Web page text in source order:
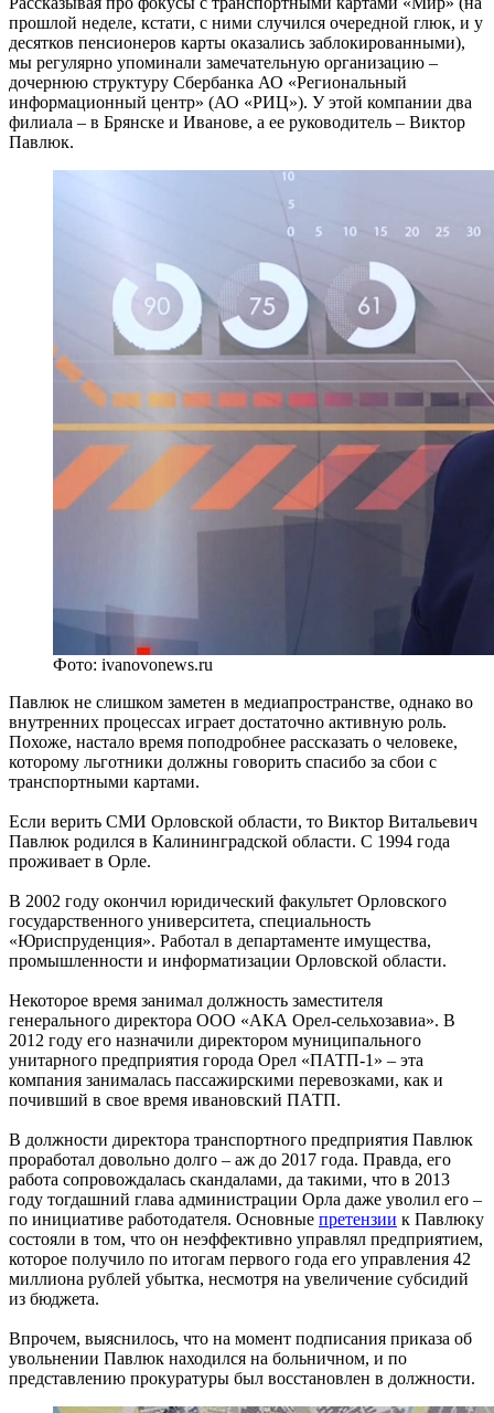
прошлой неделе, кстати, с ними случился очередной глюк, и у
десятков пенсионеров карты оказались заблокированными),
мы регулярно упоминали замечательную организацию –
дочернюю структуру Сбербанка АО «Региональный
информационный центр» (АО «РИЦ»). У этой компании два
филиала – в Брянске и Иванове, а ее руководитель – Виктор
Павлюк.
Фото: ivanovonews.ru
Павлюк не слишком заметен в медиапространстве, однако во
внутренних процессах играет достаточно активную роль.
Похоже, настало время поподробнее рассказать о человеке,
которому льготники должны говорить спасибо за сбои с
транспортными картами.
Если верить СМИ Орловской области, то Виктор Витальевич
Павлюк родился в Калининградской области. С 1994 года
проживает в Орле.
В 2002 году окончил юридический факультет Орловского
государственного университета, специальность
«Юриспруденция». Работал в департаменте имущества,
промышленности и информатизации Орловской области.
Некоторое время занимал должность заместителя
генерального директора ООО «АКА Орел-сельхозавиа». В
2012 году его назначили директором муниципального
унитарного предприятия города Орел «ПАТП-1» – эта
компания занималась пассажирскими перевозками, как и
почивший в свое время ивановский ПАТП.
В должности директора транспортного предприятия Павлюк
проработал довольно долго – аж до 2017 года. Правда, его
работа сопровождалась скандалами, да такими, что в 2013
году тогдашний глава администрации Орла даже уволил его –
по инициативе работодателя. Основные претензии к Павлюку
состояли в том, что он неэффективно управлял предприятием,
которое получило по итогам первого года его управления 42
миллиона рублей убытка, несмотря на увеличение субсидий
из бюджета.
Впрочем, выяснилось, что на момент подписания приказа об
увольнении Павлюк находился на больничном, и по
представлению прокуратуры был восстановлен в должности.